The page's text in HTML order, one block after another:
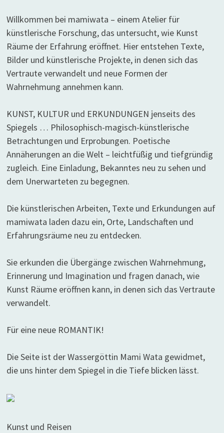
Willkommen bei mamiwata – einem Atelier für
künstlerische Forschung, das untersucht, wie Kunst
Räume der Erfahrung eröffnet. Hier entstehen Texte,
Bilder und künstlerische Projekte, in denen sich das
Vertraute verwandelt und neue Formen der
Wahrnehmung annehmen kann.
KUNST, KULTUR und ERKUNDUNGEN jenseits des
Spiegels … Philosophisch-magisch-künstlerische
Betrachtungen und Erprobungen. Poetische
Annäherungen an die Welt – leichtfüßig und tiefgründig
zugleich. Eine Einladung, Bekanntes neu zu sehen und
dem Unerwarteten zu begegnen.
Die künstlerischen Arbeiten, Texte und Erkundungen auf
mamiwata laden dazu ein, Orte, Landschaften und
Erfahrungsräume neu zu entdecken.
Sie erkunden die Übergänge zwischen Wahrnehmung,
Erinnerung und Imagination und fragen danach, wie
Kunst Räume eröffnen kann, in denen sich das Vertraute
verwandelt.
Für eine neue ROMANTIK!
Die Seite ist der Wassergöttin Mami Wata gewidmet,
die uns hinter dem Spiegel in die Tiefe blicken lässt.
Kunst und Reisen